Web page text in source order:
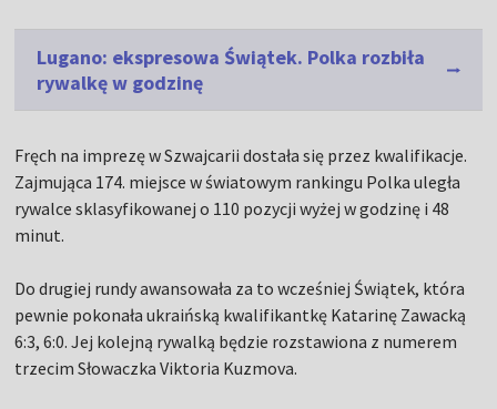
Lugano: ekspresowa Świątek. Polka rozbiła
rywalkę w godzinę
Fręch na imprezę w Szwajcarii dostała się przez kwalifikacje.
Zajmująca 174. miejsce w światowym rankingu Polka uległa
rywalce sklasyfikowanej o 110 pozycji wyżej w godzinę i 48
minut.
Do drugiej rundy awansowała za to wcześniej Świątek, która
pewnie pokonała ukraińską kwalifikantkę Katarinę Zawacką
6:3, 6:0. Jej kolejną rywalką będzie rozstawiona z numerem
trzecim Słowaczka Viktoria Kuzmova.